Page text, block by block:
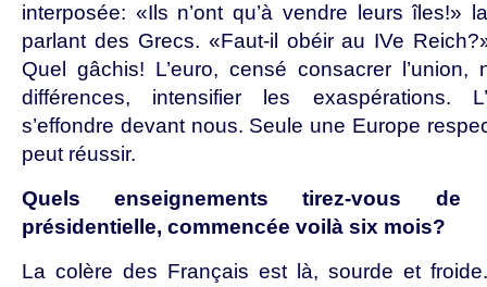
interposée: «Ils n’ont qu’à vendre leurs îles!»
parlant des Grecs. «Faut-il obéir au IVe
Quel gâchis! L’euro, censé consacrer l’union,
différences, intensifier les exaspérations.
s’effondre devant nous. Seule une Europe
peut réussir.
Quels enseignements tirez-vous de
présidentielle, commencée voilà six mois?
La colère des Français est là, sourde et